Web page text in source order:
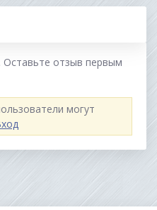
Оставьте отзыв первым
могут